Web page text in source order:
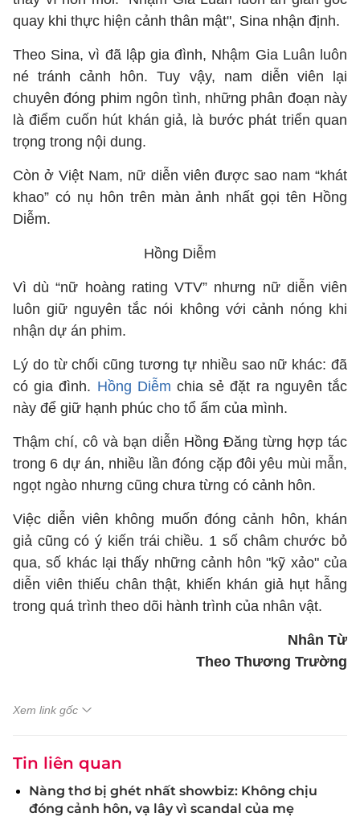
quay khi thực hiện cảnh thân mật", Sina nhận định.
Theo Sina, vì đã lập gia đình, Nhậm Gia Luân luôn
né tránh cảnh hôn. Tuy vậy, nam diễn viên lại
chuyên đóng phim ngôn tình, những phân đoạn này
là điểm cuốn hút khán giả, là bước phát triển quan
trọng trong nội dung.
Còn ở Việt Nam, nữ diễn viên được sao nam “khát
khao” có nụ hôn trên màn ảnh nhất gọi tên Hồng
Diễm.
Hồng Diễm
Vì dù “nữ hoàng rating VTV” nhưng nữ diễn viên
luôn giữ nguyên tắc nói không với cảnh nóng khi
nhận dự án phim.
Lý do từ chối cũng tương tự nhiều sao nữ khác: đã
có gia đình. Hồng Diễm chia sẻ đặt ra nguyên tắc
này để giữ hạnh phúc cho tổ ấm của mình.
Thậm chí, cô và bạn diễn Hồng Đăng từng hợp tác
trong 6 dự án, nhiều lần đóng cặp đôi yêu mùi mẫn,
ngọt ngào nhưng cũng chưa từng có cảnh hôn.
Việc diễn viên không muốn đóng cảnh hôn, khán
giả cũng có ý kiến trái chiều. 1 số châm chước bỏ
qua, số khác lại thấy những cảnh hôn "kỹ xảo" của
diễn viên thiếu chân thật, khiến khán giả hụt hẫng
trong quá trình theo dõi hành trình của nhân vật.
Nhân Từ
Theo Thương Trường
Xem link gốc
Tin liên quan
Nàng thơ bị ghét nhất showbiz: Không chịu
đóng cảnh hôn, vạ lây vì scandal của mẹ